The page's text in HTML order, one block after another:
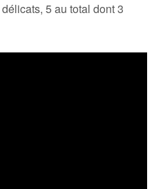
5 au total dont 3